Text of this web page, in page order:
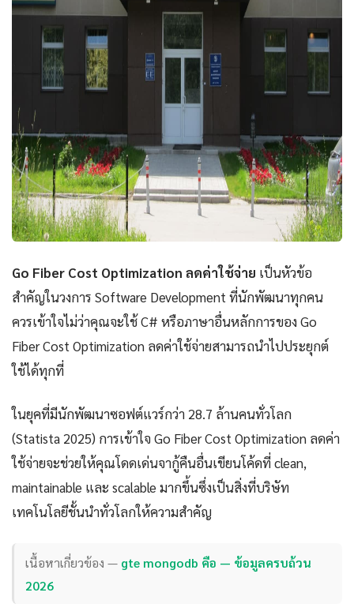
Go Fiber Cost Optimization ลดค่าใช้จ่าย เป็นหัวข้อ
สำคัญในวงการ Software Development ที่นักพัฒนาทุกคน
ควรเข้าใจไม่ว่าคุณจะใช้ C# หรือภาษาอื่นหลักการของ Go
Fiber Cost Optimization ลดค่าใช้จ่ายสามารถนำไปประยุกต์
ใช้ได้ทุกที่
ในยุคที่มีนักพัฒนาซอฟต์แวร์กว่า 28.7 ล้านคนทั่วโลก
(Statista 2025) การเข้าใจ Go Fiber Cost Optimization ลดค่า
ใช้จ่ายจะช่วยให้คุณโดดเด่นจากู้คืนอื่นเขียนโค้ดที่ clean,
maintainable และ scalable มากขึ้นซึ่งเป็นสิ่งที่บริษัท
เทคโนโลยีชั้นนำทั่วโลกให้ความสำคัญ
เนื้อหาเกี่ยวข้อง — gte mongodb คือ — ข้อมูลครบถ้วน
2026